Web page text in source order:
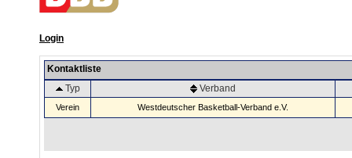
Login
Kontaktliste
Typ
Verband
Verein Westdeutscher Basketball-Verband e.V.